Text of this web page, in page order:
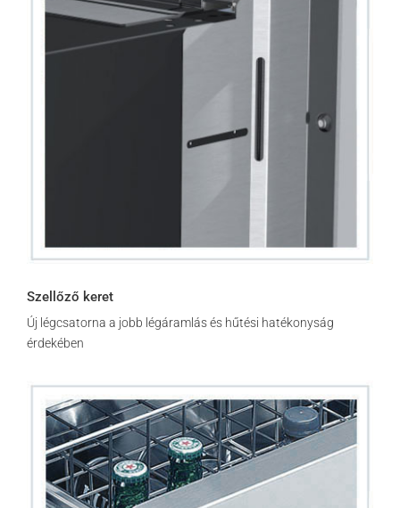
Szellőző keret
Új légcsatorna a jobb légáramlás és hűtési hatékonyság
érdekében